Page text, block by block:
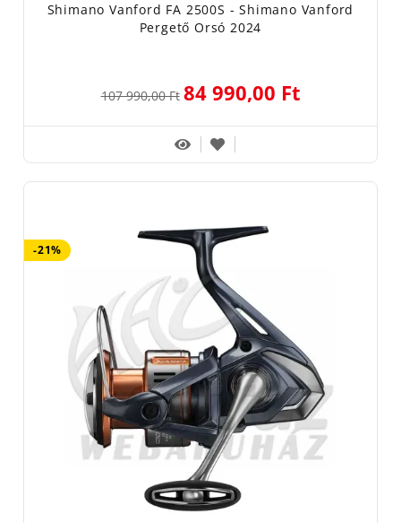
Shimano Vanford FA 2500S - Shimano Vanford
Pergető Orsó 2024
107 990,00 Ft 84 990,00 Ft
-21%